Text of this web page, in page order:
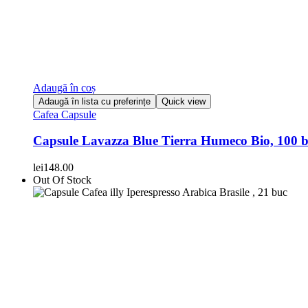
Adaugă în coș
Adaugă în lista cu preferințe Quick view
Cafea Capsule
Capsule Lavazza Blue Tierra Humeco Bio, 100
lei148.00
Out Of Stock